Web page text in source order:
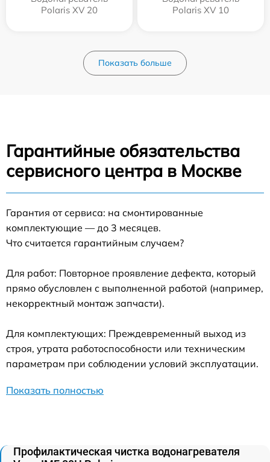
Polaris XV 20
Polaris XV 10
Показать больше
Гарантийные обязательства
сервисного центра в Москве
Гарантия от сервиса: на смонтированные
комплектующие — до 3 месяцев.
Что считается гарантийным случаем?
Для работ: Повторное проявление дефекта, который
прямо обусловлен с выполненной работой (например,
некорректный монтаж запчасти).
Для комплектующих: Преждевременный выход из
строя, утрата работоспособности или техническим
параметрам при соблюдении условий эксплуатации.
Показать полностью
Профилактическая чистка водонагревателя